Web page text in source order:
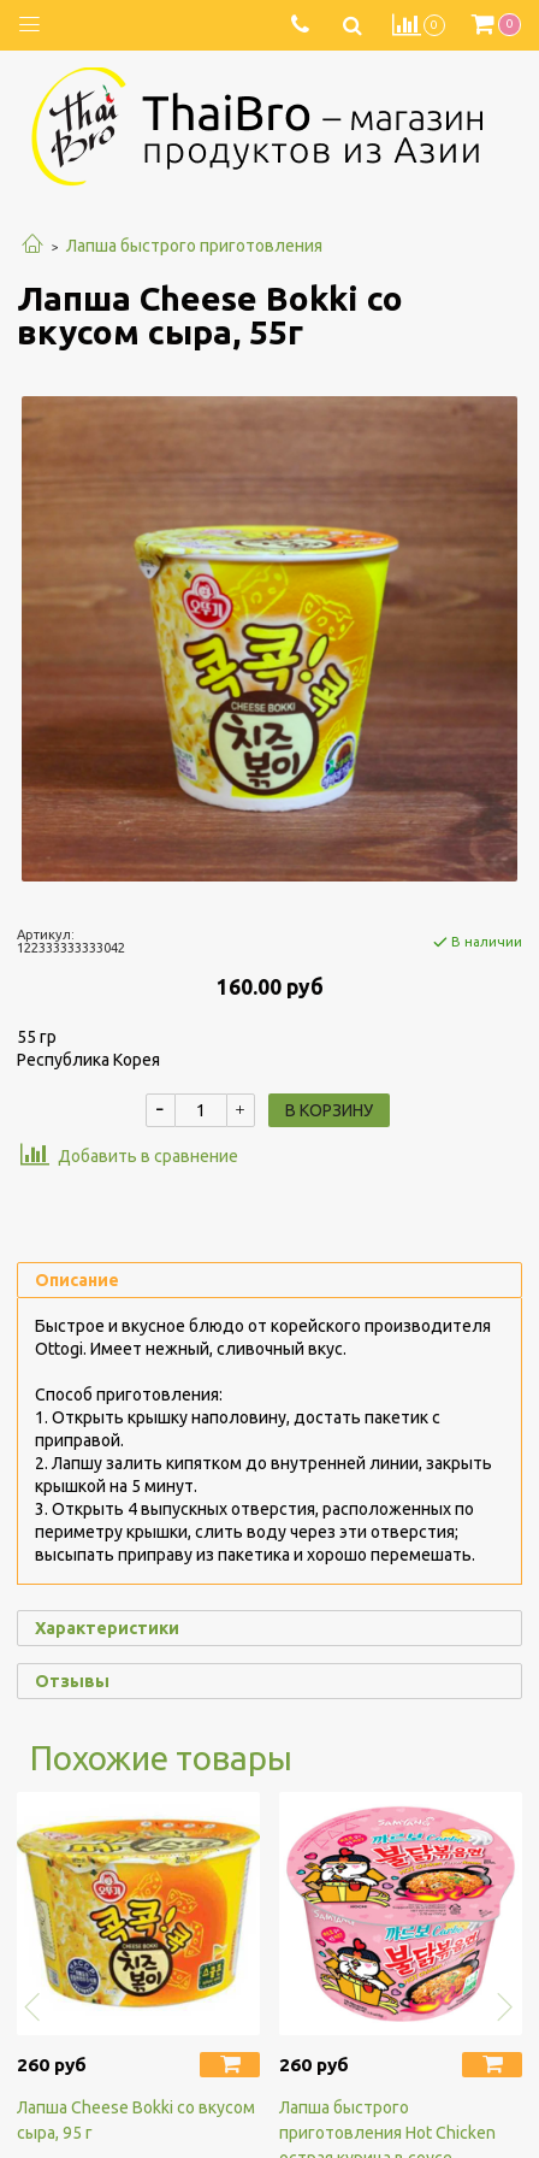
0 0
Лапша быстрого приготовления
Лапша Cheese Bokki со
вкусом сыра, 55г
Артикул:
122333333333042
В наличии
160.00 руб
55 гр
Республика Корея
В КОРЗИНУ
Добавить в сравнение
Описание
Быстрое и вкусное блюдо от корейского производителя
Ottogi. Имеет нежный, сливочный вкус.
Способ приготовления:
1. Открыть крышку наполовину, достать пакетик с
приправой.
2. Лапшу залить кипятком до внутренней линии, закрыть
крышкой на 5 минут.
3. Открыть 4 выпускных отверстия, расположенных по
периметру крышки, слить воду через эти отверстия;
высыпать приправу из пакетика и хорошо перемешать.
Характеристики
Отзывы
Похожие товары
260 руб
Лапша Cheese Bokki со вкусом
сыра, 95 г
260 руб
Лапша быстрого
приготовления Hot Chicken